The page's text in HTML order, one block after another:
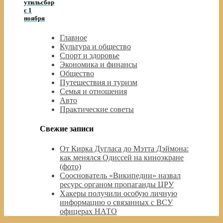
утильсбор
с 1
ноября
Главное
Культура и общество
Спорт и здоровье
Экономика и финансы
Общество
Путешествия и туризм
Семья и отношения
Авто
Практические советы
Свежие записи
От Кирка Дугласа до Мэтта Дэймона:
как менялся Одиссей на киноэкране
(фото)
Сооснователь «Википедии» назвал
ресурс органом пропаганды ЦРУ
Хакеры получили особую личную
информацию о связанных с ВСУ
офицерах НАТО